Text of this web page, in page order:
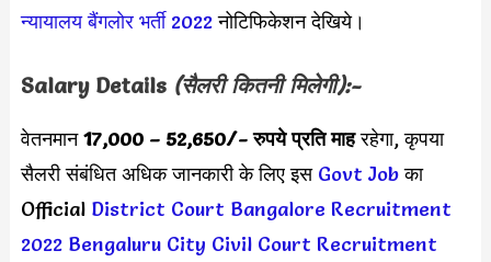
न्यायालय बैंगलोर भर्ती 2022नोटिफिकेशन देखिये।
Salary Details (सैलरी कितनी मिलेगी):-
वेतनमान17,000 – 52,650/- रुपये प्रति माहरहेगा, कृपया
सैलरी संबंधित अधिक जानकारी के लिए इस Govt Jobका
Official District Court Bangalore Recruitment
2022 Bengaluru City Civil Court Recruitment